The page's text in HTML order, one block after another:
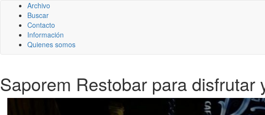
Archivo
Buscar
Contacto
Información
Quienes somos
Saporem Restobar para disfrutar